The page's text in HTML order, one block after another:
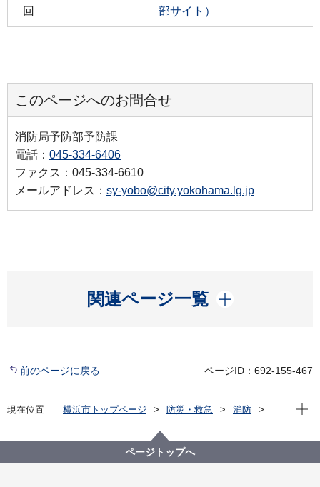
回
部サイト）
このページへのお問合せ
消防局予防部予防課
電話： 045-334-6406
ファクス：045-334-6610
メールアドレス： sy-yobo@city.yokohama.lg.jp
関連ページ一覧
開く
前のページに戻る ページID：692-155-467
現在位置 横浜市トップページ 防災・救急
消防
防火・防災管理・自衛消防業務講習のご案内
各種オンライン講習申込み
現在
ページトップへ